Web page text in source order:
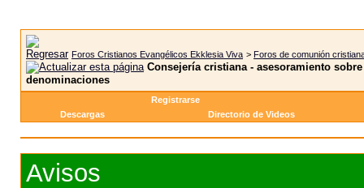
Foros Cristianos Evangélicos Ekklesia Viva > Foros de comunión
Consejería cristiana - asesoramiento
denominaciones
Registrarse
Descargas
Directorio de Videos
Avisos